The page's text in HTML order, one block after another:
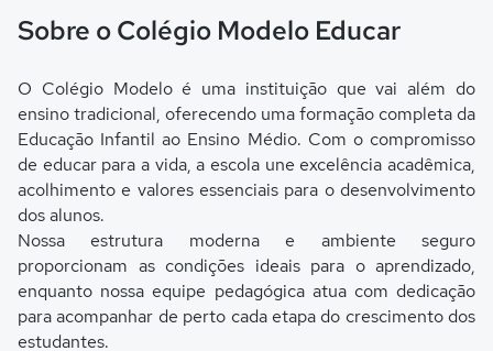
Sobre o Colégio Modelo Educar
O Colégio Modelo é uma instituição que vai além do
ensino tradicional, oferecendo uma formação completa da
Educação Infantil ao Ensino Médio. Com o compromisso
de educar para a vida, a escola une excelência acadêmica,
acolhimento e valores essenciais para o desenvolvimento
dos alunos.
Nossa estrutura moderna e ambiente seguro
proporcionam as condições ideais para o aprendizado,
enquanto nossa equipe pedagógica atua com dedicação
para acompanhar de perto cada etapa do crescimento dos
estudantes.